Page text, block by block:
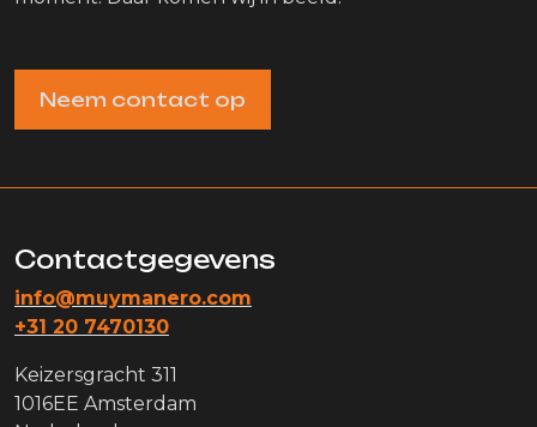
Neem contact op
Contactgegevens
info@muymanero.com
+31 20 7470130
Keizersgracht 311
1016EE Amsterdam